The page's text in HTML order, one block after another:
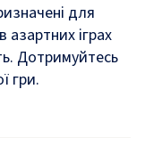
для
азартних іграх
Дотримуйтесь
гри.